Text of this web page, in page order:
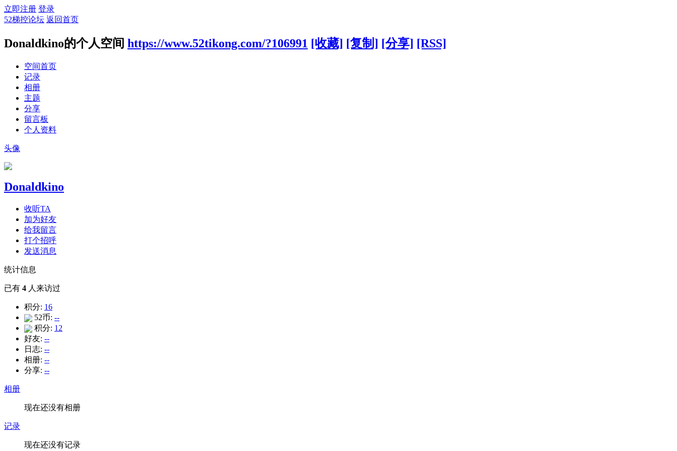
立即注册 登录
52梯控论坛 返回首页
Donaldkino的个人空间 https://www.52tikong.com/?106991 [收藏] [复制] [分享] [RSS]
空间首页
记录
相册
主题
分享
留言板
个人资料
头像
Donaldkino
收听TA
加为好友
给我留言
打个招呼
发送消息
统计信息
已有 4 人来访过
积分: 16
52币: --
积分: 12
好友: --
日志: --
相册: --
分享: --
相册
现在还没有相册
记录
现在还没有记录